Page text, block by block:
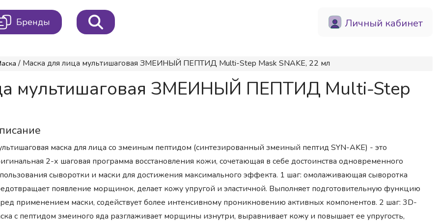
Бренды Личный кабинет
/ Маска для лица мультишаговая ЗМЕИНЫЙ ПЕПТИД Multi-Step Mask SNAKE, 22 мл
мультишаговая ЗМЕИНЫЙ ПЕПТИД Multi-Step
маска для лица со змеиным пептидом (синтезированный змеиный пептид SYN-AKE) - это
2-х шаговая программа восстановления кожи, сочетающая в себе достоинства одновременного
сыворотки и маски для достижения максимального эффекта. 1 шаг: омолаживающая сыворотка
появление морщинок, делает кожу упругой и эластичной. Выполняет подготовительную функцию
применением маски, содействует более интенсивному проникновению активных компонентов. 2 шаг: 3D-
с пептидом змеиного яда разглаживает морщины изнутри, выравнивает кожу и повышает ее упругость,